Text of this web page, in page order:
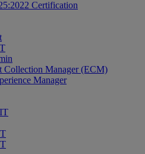
Certification
Collection Manager (ECM)
Manager